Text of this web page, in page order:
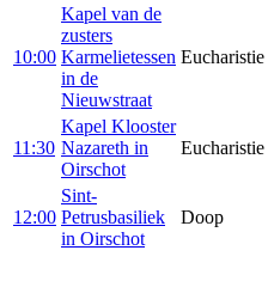
10:00
Kapel van de
zusters
Karmelietessen
in de
Nieuwstraat
Eucharistie
11:30
Kapel Klooster
Nazareth in
Oirschot
Eucharistie
12:00
Sint-
Petrusbasiliek
in Oirschot
Doop